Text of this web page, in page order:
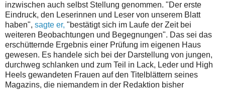
inzwischen auch selbst Stellung genommen. "Der erste
Eindruck, den Leserinnen und Leser von unserem Blatt
haben", sagte er, "bestätigt sich im Laufe der Zeit bei
weiteren Beobachtungen und Begegnungen". Das sei das
erschütternde Ergebnis einer Prüfung im eigenen Haus
gewesen. Es handele sich bei der Darstellung von jungen,
durchweg schlanken und zum Teil in Lack, Leder und High
Heels gewandeten Frauen auf den Titelblättern seines
Magazins, die niemandem in der Redaktion bisher